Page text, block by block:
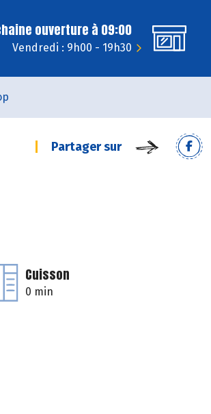
ouverture à 09:00
Vendredi : 9h00 - 19h30
Partager sur
Cuisson
0 min